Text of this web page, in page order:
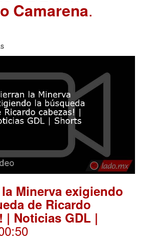
Camarena.
la Minerva exigiendo
de Ricardo
| Noticias GDL |